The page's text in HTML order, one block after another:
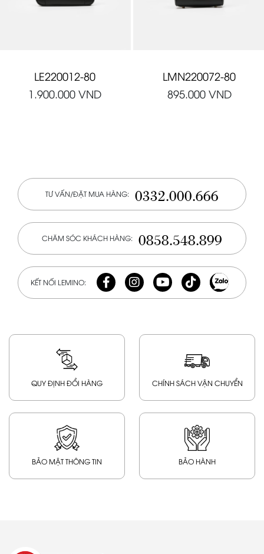
LE220012-80
1.900.000 VND
LMN220072-80
895.000VND
TƯ VẤN/ĐẶT MUA HÀNG: 0332.000.666
CHĂM SÓC KHÁCH HÀNG: 0858.548.899
KẾT NỐI LEMINO:
QUY ĐỊNH ĐỔI HÀNG CHÍNH SÁCH VẬN CHUYỂN
BẢO MẬT THÔNG TIN BẢO HÀNH